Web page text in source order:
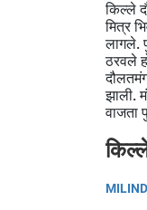
किल्ले
मित्र
लागले.
ठरवले
झाली.
वाजता